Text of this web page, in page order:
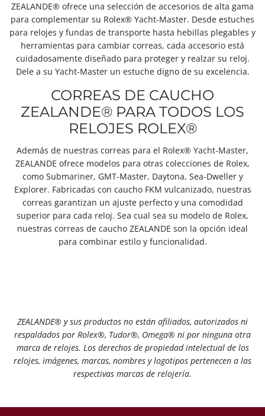
ZEALANDE® ofrece una selección de accesorios de alta gama
para complementar su Rolex® Yacht-Master. Desde estuches
para relojes y fundas de transporte hasta hebillas plegables y
herramientas para cambiar correas, cada accesorio está
cuidadosamente diseñado para proteger y realzar su reloj.
Dele a su Yacht-Master un estuche digno de su excelencia.
CORREAS DE CAUCHO
ZEALANDE® PARA TODOS LOS
RELOJES ROLEX®
Además de nuestras correas para el Rolex® Yacht-Master,
ZEALANDE ofrece modelos para otras colecciones de Rolex,
como Submariner, GMT-Master, Daytona, Sea-Dweller y
Explorer. Fabricadas con caucho FKM vulcanizado, nuestras
correas garantizan un ajuste perfecto y una comodidad
superior para cada reloj. Sea cual sea su modelo de Rolex,
nuestras correas de caucho ZEALANDE son la opción ideal
para combinar estilo y funcionalidad.
ZEALANDE® y sus productos no están afiliados, autorizados ni
respaldados por Rolex®️, Tudor®️, Omega®️ ni por ninguna otra
marca de relojes. Los derechos de propiedad intelectual de los
relojes, imágenes, marcas, nombres y logotipos pertenecen a las
respectivas marcas de relojería.